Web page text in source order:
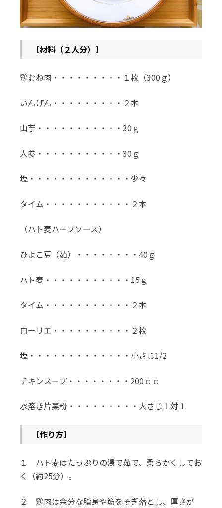
【材料（２人分）】
鶏むね肉・・・・・・・・・１枚（300ｇ）
いんげん・・・・・・・・・２本
山芋・・・・・・・・・・・30ｇ
人参・・・・・・・・・・・30ｇ
塩・・・・・・・・・・・・・少々
タイム・・・・・・・・・・・２本
（ハト麦ハーブソース）
ひよこ豆（茹）・・・・・・・・40ｇ
ハト麦・・・・・・・・・・・15ｇ
タイム・・・・・・・・・・・２本
ローリエ・・・・・・・・・・２枚
塩・・・・・・・・・・・・・小さじ1/2
チキンスープ・・・・・・・・200ｃｃ
水溶き片栗粉・・・・・・・・・大さじ１対１
【作り方】
１ ハト麦はたっぷりの湯で茹で、柔らかくしてお
く（約25分）。
２ 鶏肉は余分な脂身や筋をそぎ落とし、厚さが